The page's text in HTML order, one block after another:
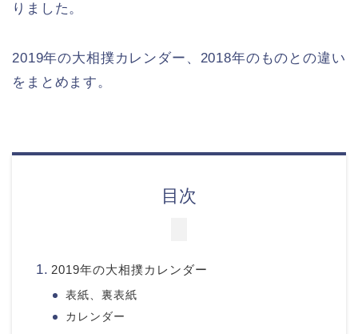
りました。
2019年の大相撲カレンダー、2018年のものとの違い
をまとめます。
目次
2019年の大相撲カレンダー
表紙、裏表紙
カレンダー